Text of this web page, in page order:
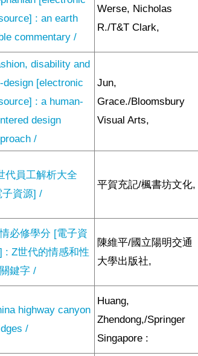
: an earth
commentary /
Werse, Nicholas
R./T&T Clark,
disability and
design [electronic
: a human-
design
/
Jun,
Grace./Bloomsbury
Visual Arts,
代員工解析大全
子資源] /
平賀充記/楓書坊文化,
必修學分 [電子資
: Z世代的情感和性
鍵字 /
陳維平/國立陽明交通
大學出版社,
highway canyon
/
Huang,
Zhendong,/Springer
Singapore :